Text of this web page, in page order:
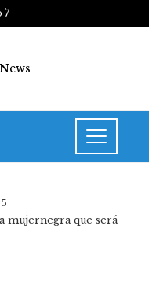
7
mujernegra que será